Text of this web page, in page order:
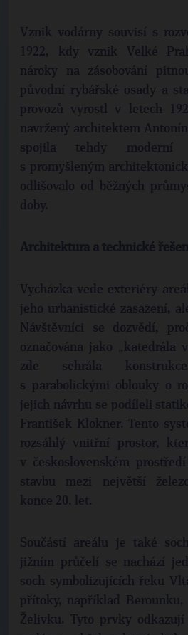
Vznik vodárny souvisí s
1922, kdy vznik Velké
nároky na zásobování
původní rybářské osady a
provozů vyrostl v letech
navržený architektem
spojila tehdy moderní
s promyšleným
odlišovalo od běžných
doby.
Architektura a technické
Vycházka vede exteriéry
jeho urbanistické zasazení,
Návštěvníci se dozvědí,
označována jako „katedrála
zde sehrála
s parabolickými oblouky o
jejich návrhu se podíleli
František Klokner. Tento
rozsáhlý vnitřní prostor,
v československém
stavbu mezi největší
konce 20. let.
Součástí areálu je také
jižním průčelí se nachází
soch symbolizujících řeku
přítoky, například Berounku,
Želivku. Tyto prvky